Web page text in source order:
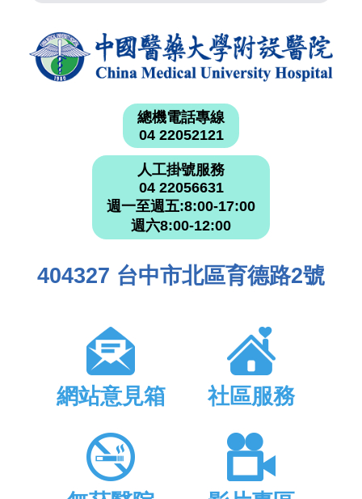
總機電話專線
04 22052121
人工掛號服務
04 22056631
週一至週五:8:00-17:00
週六8:00-12:00
404327 台中市北區育德路2號
網站意見箱 社區服務